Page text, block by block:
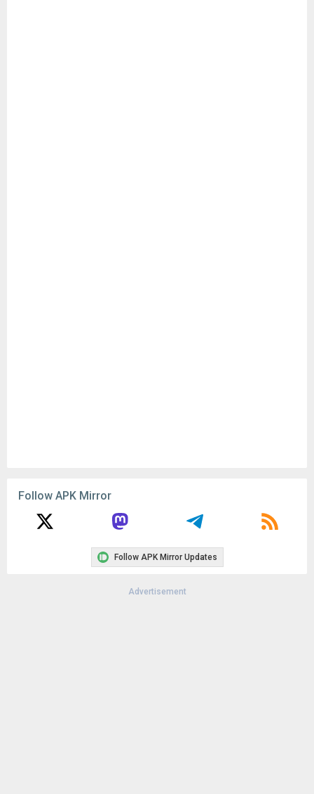
Follow APK Mirror
Follow APK Mirror Updates
Advertisement